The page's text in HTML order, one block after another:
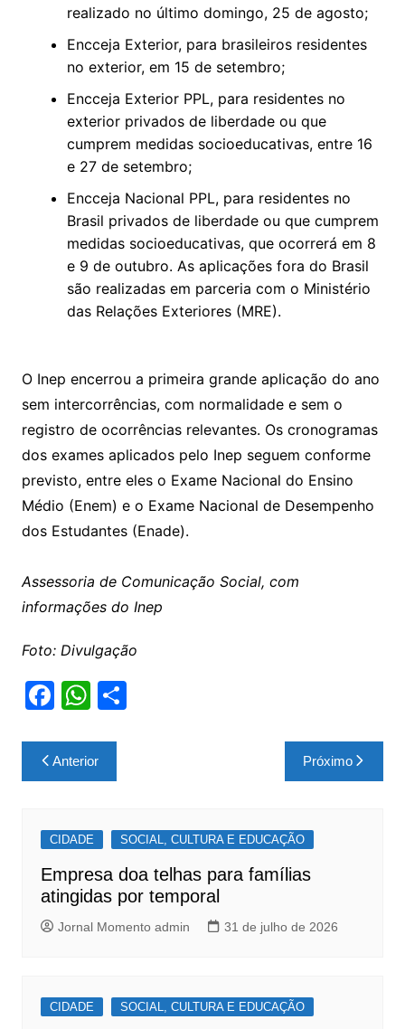
realizado no último domingo, 25 de agosto;
Encceja Exterior, para brasileiros residentes
no exterior, em 15 de setembro;
Encceja Exterior PPL, para residentes no
exterior privados de liberdade ou que
cumprem medidas socioeducativas, entre 16
e 27 de setembro;
Encceja Nacional PPL, para residentes no
Brasil privados de liberdade ou que cumprem
medidas socioeducativas, que ocorrerá em 8
e 9 de outubro. As aplicações fora do Brasil
são realizadas em parceria com o Ministério
das Relações Exteriores (MRE).
O Inep encerrou a primeira grande aplicação do ano
sem intercorrências, com normalidade e sem o
registro de ocorrências relevantes. Os cronogramas
dos exames aplicados pelo Inep seguem conforme
previsto, entre eles o Exame Nacional do Ensino
Médio (Enem) e o Exame Nacional de Desempenho
dos Estudantes (Enade).
Assessoria de Comunicação Social, com
informações do Inep
Foto: Divulgação
F
c
e
o
o
k
W
at
s
p
p
S
Navegação
de
Anterior Próximo
CIDADE SOCIAL, CULTURA E EDUCAÇÃO
Empresa doa telhas para famílias
atingidas por temporal
Jornal Momento admin 31 de julho de 2026
CIDADE SOCIAL, CULTURA E EDUCAÇÃO